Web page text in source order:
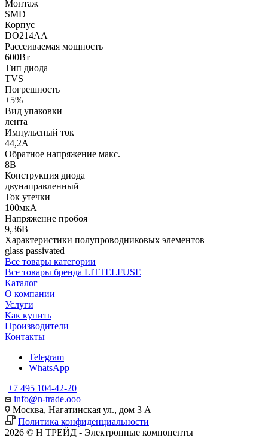
Монтаж
SMD
Корпус
DO214AA
Рассеиваемая мощность
600Вт
Тип диода
TVS
Погрешность
±5%
Вид упаковки
лента
Импульсный ток
44,2А
Обратное напряжение макс.
8В
Конструкция диода
двунаправленный
Ток утечки
100мкА
Напряжение пробоя
9,36В
Характеристики полупроводниковых элементов
glass passivated
Все товары категории
Все товары бренда LITTELFUSE
Каталог
О компании
Услуги
Как купить
Производители
Контакты
Telegram
WhatsApp
+7 495 104-42-20
info@n-trade.ooo
Москва, Нагатинская ул., дом 3 А
Политика конфиденциальности
2026 © Н ТРЕЙД - Электронные компоненты